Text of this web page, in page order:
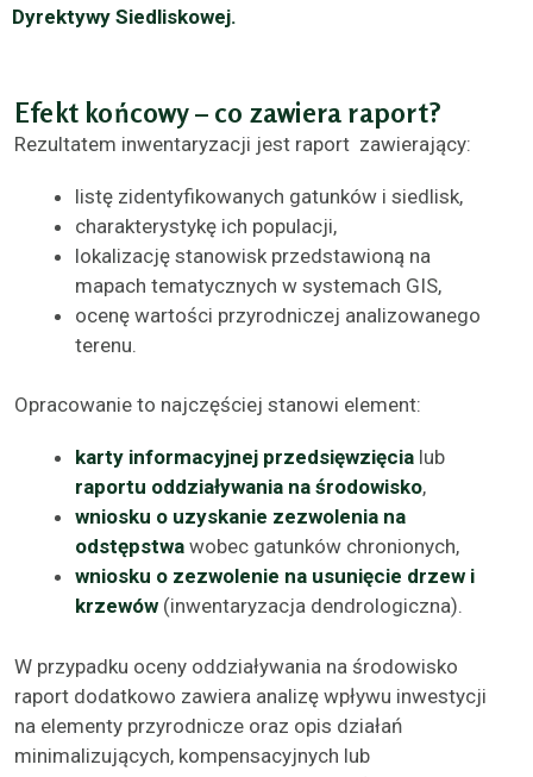
Dyrektywy Siedliskowej.
Efekt końcowy – co zawiera raport?
Rezultatem inwentaryzacji jest raport zawierający:
listę zidentyfikowanych gatunków i siedlisk,
charakterystykę ich populacji,
lokalizację stanowisk przedstawioną na
mapach tematycznych w systemach GIS,
ocenę wartości przyrodniczej analizowanego
terenu.
Opracowanie to najczęściej stanowi element:
karty informacyjnej przedsięwzięcia lub
raportu oddziaływania na środowisko,
wniosku o uzyskanie zezwolenia na
odstępstwa wobec gatunków chronionych,
wniosku o zezwolenie na usunięcie drzew i
krzewów (inwentaryzacja dendrologiczna).
W przypadku oceny oddziaływania na środowisko
raport dodatkowo zawiera analizę wpływu inwestycji
na elementy przyrodnicze oraz opis działań
minimalizujących, kompensacyjnych lub